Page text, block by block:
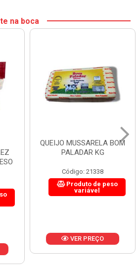
na boca
QUEIJO MUSSARELA BOM
PALADAR KG
Código: 21338
Produto de peso
variável
VER PREÇO